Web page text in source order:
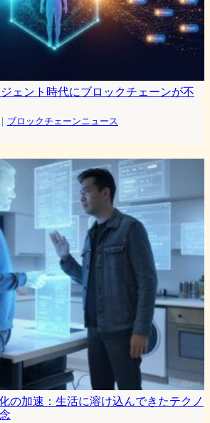
ェント時代にブロックチェーンが不
｜ ブロックチェーンニュース
の加速：生活に溶け込んできたテクノ